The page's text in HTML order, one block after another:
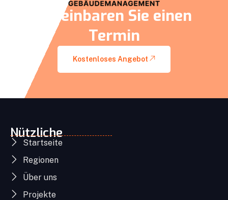
Vereinbaren Sie einen
Termin
Kostenloses Angebot
Nützliche
Startseite
Regionen
Über uns
Projekte